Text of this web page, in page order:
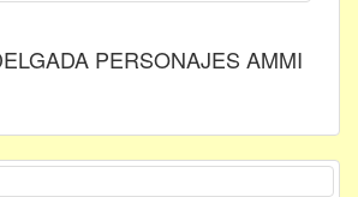
PERSONAJES AMMI